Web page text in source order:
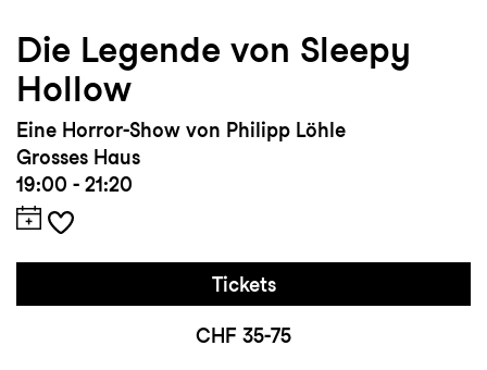
Die Legende von Sleepy
Hollow
Eine Horror-Show von Philipp Löhle
Grosses Haus
19:00 - 21:20
Tickets
CHF 35-75